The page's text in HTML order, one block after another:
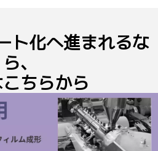
ト化へ進まれるな
ら、
ちらから